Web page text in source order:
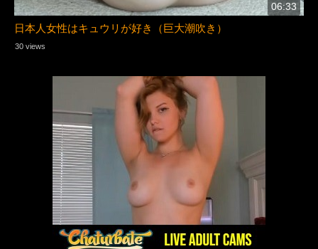
06:33
日本人女性はキュウリが好き（巨大潮吹き）
30 views